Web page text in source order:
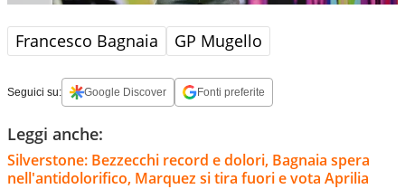
Francesco Bagnaia GP Mugello
Seguici su: Google Discover Fonti preferite
Leggi anche:
Silverstone: Bezzecchi record e dolori, Bagnaia spera
nell'antidolorifico, Marquez si tira fuori e vota Aprilia